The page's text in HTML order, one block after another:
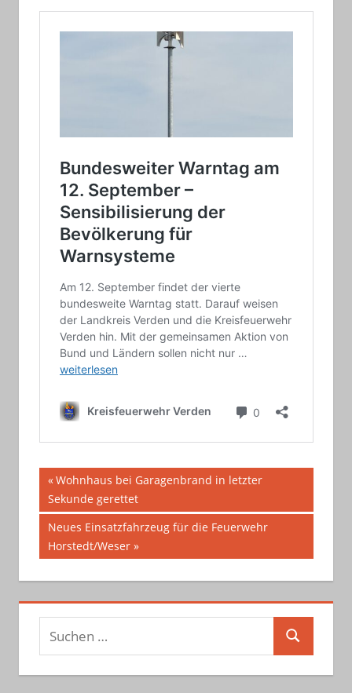
Beitragsnavigation
Vorheriger
Beitrag:
Wohnhaus bei Garagenbrand in letzter
Sekunde gerettet
Nächster
Beitrag:
Neues Einsatzfahrzeug für die Feuerwehr
Horstedt/Weser
Suchen
nach:
Suchen